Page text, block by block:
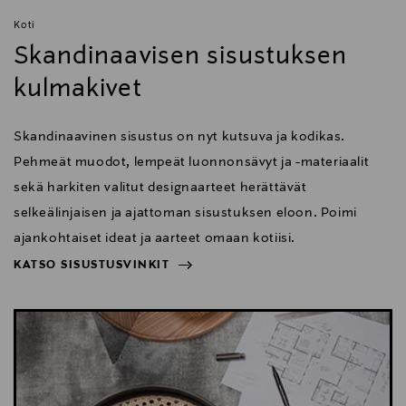
tunnistettavan Ultra High Speed ??Certification
Program -tarran muodossa. Voit skannata tarrassa
olevan QR-koodin virallisella HDMI-sovelluksella, jotta
voit olla varma siitä, että kaapeli on aito QED Ultra
Taaksepäin yhteensopiva
Kaikki kaapelit ovat täysin taaksepäin yhteensopivia
eFlex-muotoilu
Koti
Skandinaavisen sisustuksen
kulmakivet
Skandinaavinen sisustus on nyt kutsuva ja kodikas.
Pehmeät muodot, lempeät luonnonsävyt ja -materiaalit
sekä harkiten valitut designaarteet herättävät
selkeälinjaisen ja ajattoman sisustuksen eloon. Poimi
ajankohtaiset ideat ja aarteet omaan kotiisi.
KATSO SISUSTUSVINKIT
KATSO SISUSTUSVINKIT